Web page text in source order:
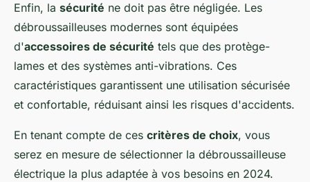
Enfin, la sécurité ne doit pas être négligée. Les
débroussailleuses modernes sont équipées
d'accessoires de sécurité tels que des protège-
lames et des systèmes anti-vibrations. Ces
caractéristiques garantissent une utilisation sécurisée
et confortable, réduisant ainsi les risques d'accidents.
En tenant compte de ces critères de choix, vous
serez en mesure de sélectionner la débroussailleuse
électrique la plus adaptée à vos besoins en 2024.